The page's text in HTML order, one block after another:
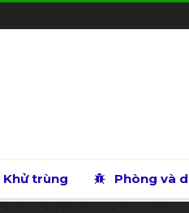
Khử trùng Phòng và